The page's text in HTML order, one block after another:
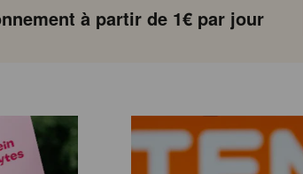
à partir de 1€ par jour